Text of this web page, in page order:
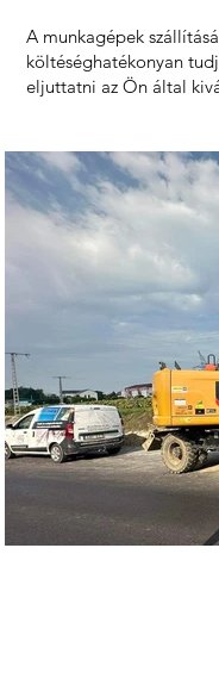
A munkagépek
költéséghatékonyan
eljuttatni az Ön által